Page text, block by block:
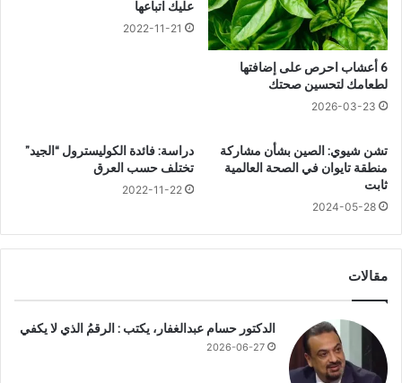
ي
ط
ا
ل
ب
ب
ث
ي
ف
ا
ا
ت
ث
ر
ع
ا
ل
ي
ا
ل
ا
ء
ا
ل
ح
و
ي
ط
ل
6 أعشاب احرص على إضافتها
لطعامك لتحسين صحتك
2026-03-23
عليك اتباعها
2022-11-21
تشن شيوي: الصين بشأن مشاركة
منطقة تايوان في الصحة العالمية
ثابت
2024-05-28
دراسة: فائدة الكوليسترول “الجيد”
تختلف حسب العرق
2022-11-22
مقالات
الدكتور حسام عبدالغفار، يكتب : الرقمُ الذي لا يكفي
2026-06-27